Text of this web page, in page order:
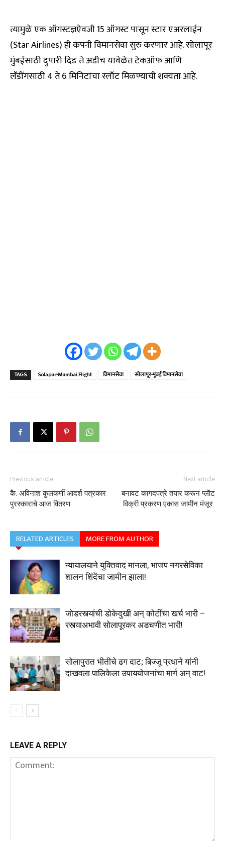
त्यामुळे एक ऑगस्टज्ञऐवजी 15 ऑगस्ट पासून स्टार एअरलाईन
(Star Airlines) ही कंपनी विमानसेवा सुरु करणार आहे. सोलापूर
मुंबईसाठी दुपारी दिड ते अडीच यावेळेत टेकऑफ आणि
लँडींगसाठी 4 ते 6 मिनिटांचा स्लॉट मिळण्याची शक्यता आहे.
TAGS Solapur-Mumbai Flight विमानसेवा सोलापूर-मुंबई विमानसेवा
Previous article
कै. अविनाश कुलकर्णी आदर्श पत्रकार
पुरस्काराचे आज वितरण
Next article
बनावट कागदपत्रे तयार करून प्लॅाट
विक्री प्रकरण एकास जामीन मंजूर
RELATED ARTICLES MORE FROM AUTHOR
न्यायालयाने युक्तिवाद मानला, भाजप नगरसेविका
शालन शिंदेंचा जामीन झाला!
जोडरस्त्यांची डोकेदुखी अन् कोटींचा खर्च भारी –
रस्त्याअभावी सोलापूरकर अडचणीत भारी!
सोलापुरात भीतीचे ढग दाट; बिज्जू प्रधाने यांनी
दाखवला पालिकेला उपाययोजनांचा मार्ग अन् वाट!
LEAVE A REPLY